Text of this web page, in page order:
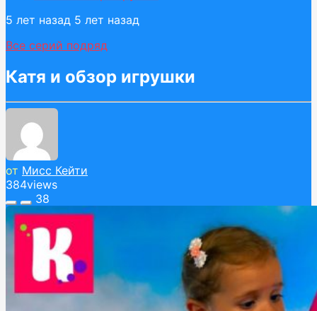
5 лет назад 5 лет назад
Все серий подряд
Катя и обзор игрушки
от Мисс Кейти
384views
38